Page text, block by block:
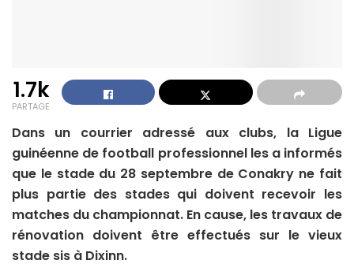
1.7k
PARTAGE
Dans un courrier adressé aux clubs, la Ligue
guinéenne de football professionnel les a informés
que le stade du 28 septembre de Conakry ne fait
plus partie des stades qui doivent recevoir les
matches du championnat. En cause, les travaux de
rénovation doivent être effectués sur le vieux
stade sis à Dixinn.